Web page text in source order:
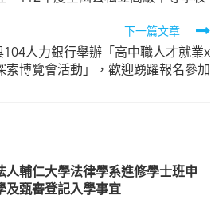
下一篇文章
人力銀行舉辦「高中職人才就業x
索博覽會活動」，歡迎踴躍報名參加
人輔仁大學法律學系進修學士班申
及甄審登記入學事宜